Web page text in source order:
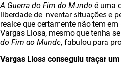
A Guerra do Fim do Mundo é uma
liberdade de inventar situações e
realce que certamente não tem em
Vargas Llosa, mesmo que tenha
do Fim do Mundo, fabulou para
Vargas Llosa conseguiu traçar